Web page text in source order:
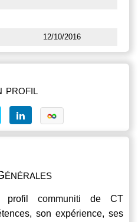
12/10/2016
profil
profil communiti de CT
son expérience, ses